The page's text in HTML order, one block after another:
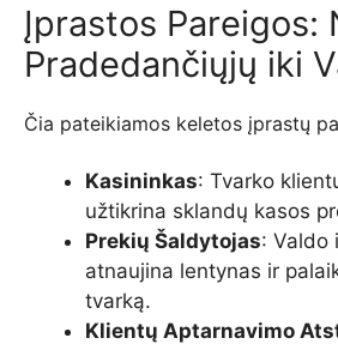
Įprastos Pareigos:
Pradedančiųjų iki
Čia pateikiamos keletos įprastų
Kasininkas: Tvarko
užtikrina sklandų kasos
Prekių Šaldytojas: Valdo
atnaujina lentynas ir
tvarką.
Klientų Aptarnavimo